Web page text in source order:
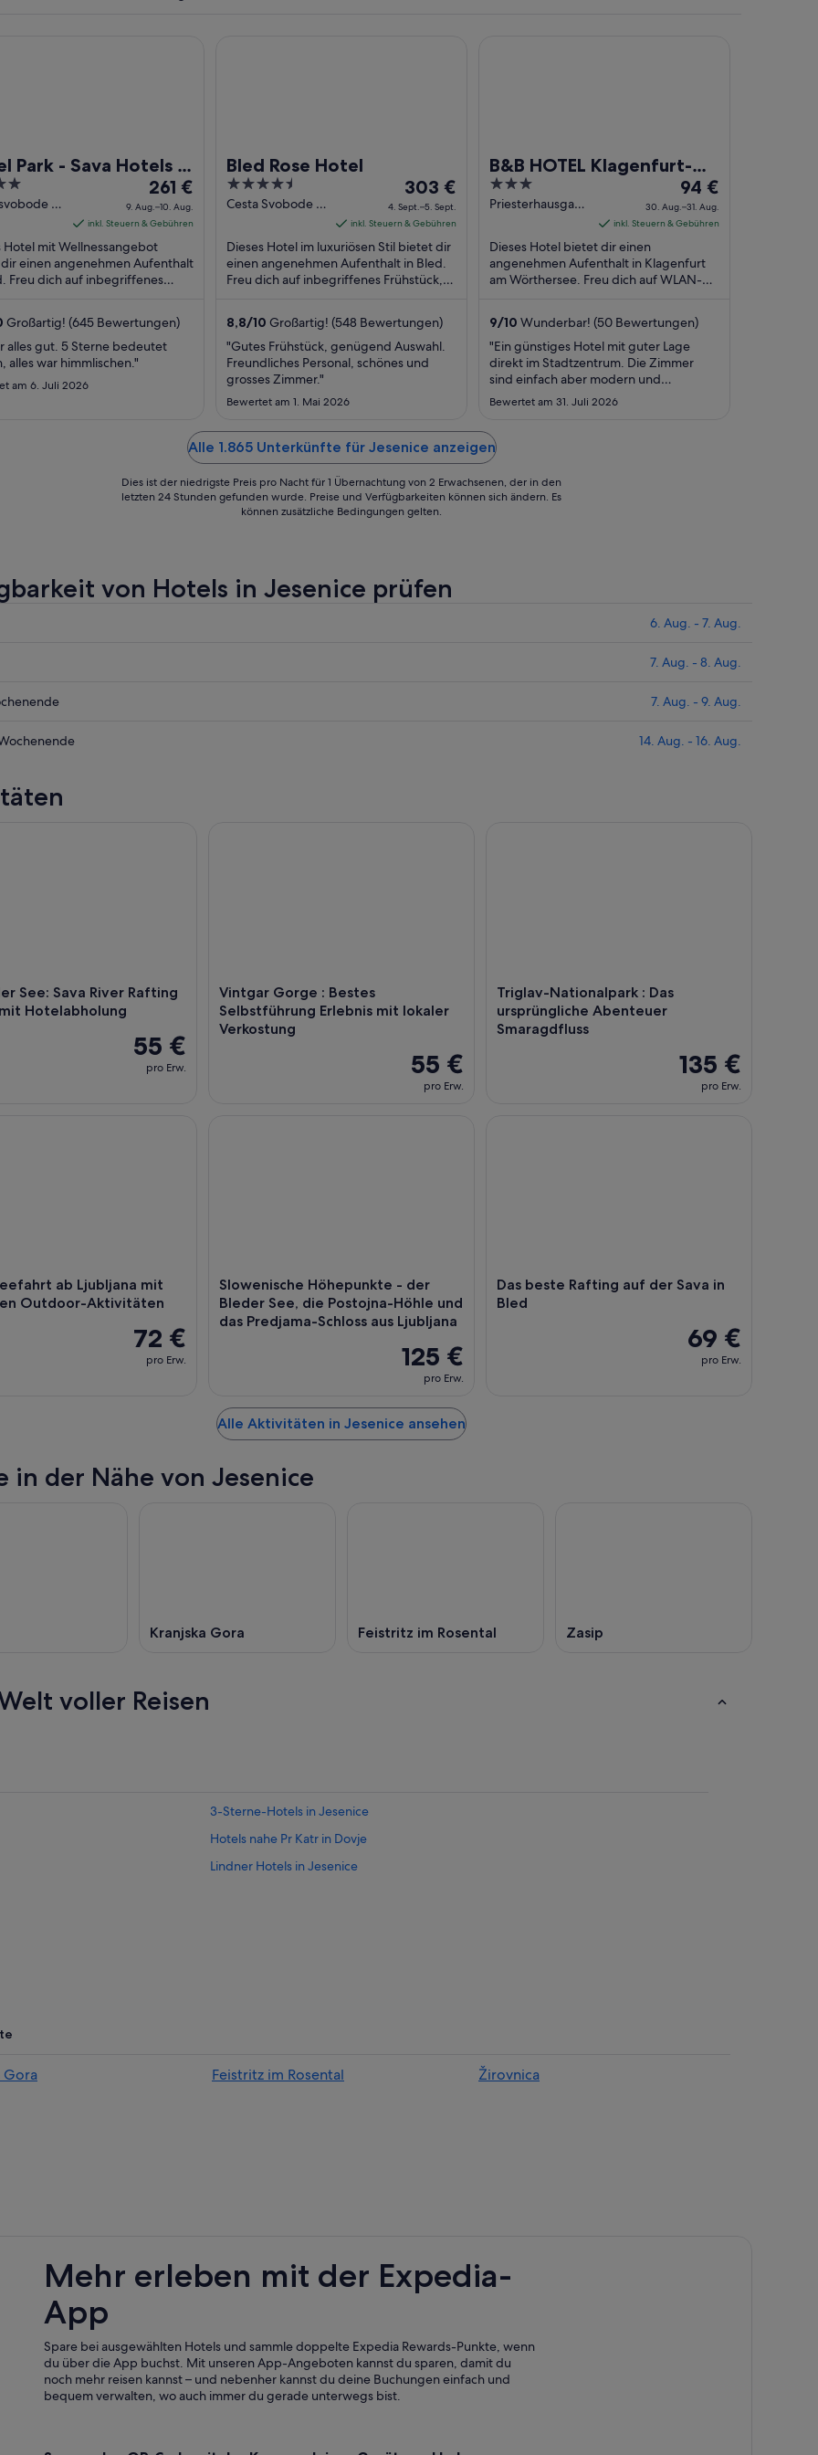
Park - Sava Hotels &
15
Der
Preis
beträgt
261 €
pro
Nacht
9.
Aug.
261 €
9. Aug.–10. Aug.
inkl. Steuern & Gebühren
Hotel mit Wellnessangebot
einen angenehmen Aufenthalt
Freu dich auf inbegriffenes
Großartig! (645 Bewertungen)
alles gut. 5 Sterne bedeutet
alles war himmlischen."
am 6. Juli 2026
Bled Rose Hotel
4.5
out
5
Cesta Svobode 8
Der
Preis
beträgt
303 €
pro
Nacht
4.
Sept.
bis
303 €
4. Sept.–5. Sept.
inkl. Steuern & Gebühren
Dieses Hotel im luxuriösen Stil bietet dir
einen angenehmen Aufenthalt in Bled.
Freu dich auf inbegriffenes Frühstück,
8,8/10 Großartig! (548 Bewertungen)
"Gutes Frühstück, genügend Auswahl.
Freundliches Personal, schönes und
grosses Zimmer."
Bewertet am 1. Mai 2026
B&B HOTEL Klagenfurt-
City
3
out
5
Priesterhausgasse
Der
Preis
beträgt
pro
Nacht
30.
bis
94 €
30. Aug.–31. Aug.
inkl. Steuern & Gebühren
Dieses Hotel bietet dir einen
angenehmen Aufenthalt in Klagenfurt
am Wörthersee. Freu dich auf WLAN-
9/10 Wunderbar! (50 Bewertungen)
"Ein günstiges Hotel mit guter Lage
direkt im Stadtzentrum. Die Zimmer
sind einfach aber modern und
freundlich eingerichtet. Generell war
über dem Bett gewesen, was den Raum
ein angenehmes Klima gegeben hat.
Erfreulich waren ..."
Bewertet am 31. Juli 2026
Alle 1.865 Unterkünfte für Jesenice anzeigen
Dies ist der niedrigste Preis pro Nacht für 1 Übernachtung von 2 Erwachsenen, der in den
letzten 24 Stunden gefunden wurde. Preise und Verfügbarkeiten können sich ändern. Es
können zusätzliche Bedingungen gelten.
von Hotels in Jesenice prüfen
6. Aug. - 7. Aug.
7. Aug. - 8. Aug.
7. Aug. - 9. Aug.
14. Aug. - 16. Aug.
See: Sava River Rafting
Hotelabholung
55 €
pro Erw.
Vintgar Gorge : Bestes
Selbstführung Erlebnis mit lokaler
Verkostung
55 €
pro Erw.
Triglav-Nationalpark : Das
ursprüngliche Abenteuer
Smaragdfluss
135 €
pro Erw.
ab Ljubljana mit
Outdoor-Aktivitäten
72 €
pro Erw.
Slowenische Höhepunkte - der
Bleder See, die Postojna-Höhle und
das Predjama-Schloss aus Ljubljana
125 €
pro Erw.
Das beste Rafting auf der Sava in
Bled
69 €
pro Erw.
Alle Aktivitäten in Jesenice ansehen
in der Nähe von Jesenice
Kranjska Gora Feistritz im Rosental Zasip
voller Reisen
3-Sterne-Hotels in Jesenice
Hotels nahe Pr Katr in Dovje
Lindner Hotels in Jesenice
Gora Feistritz im Rosental
Žirovnica
Mehr erleben mit der Expedia-
App
Spare bei ausgewählten Hotels und sammle doppelte Expedia Rewards-Punkte, wenn
du über die App buchst. Mit unseren App-Angeboten kannst du sparen, damit du
noch mehr reisen kannst – und nebenher kannst du deine Buchungen einfach und
bequem verwalten, wo auch immer du gerade unterwegs bist.